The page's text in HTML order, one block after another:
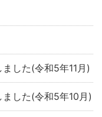
した(令和5年11月)
した(令和5年10月)